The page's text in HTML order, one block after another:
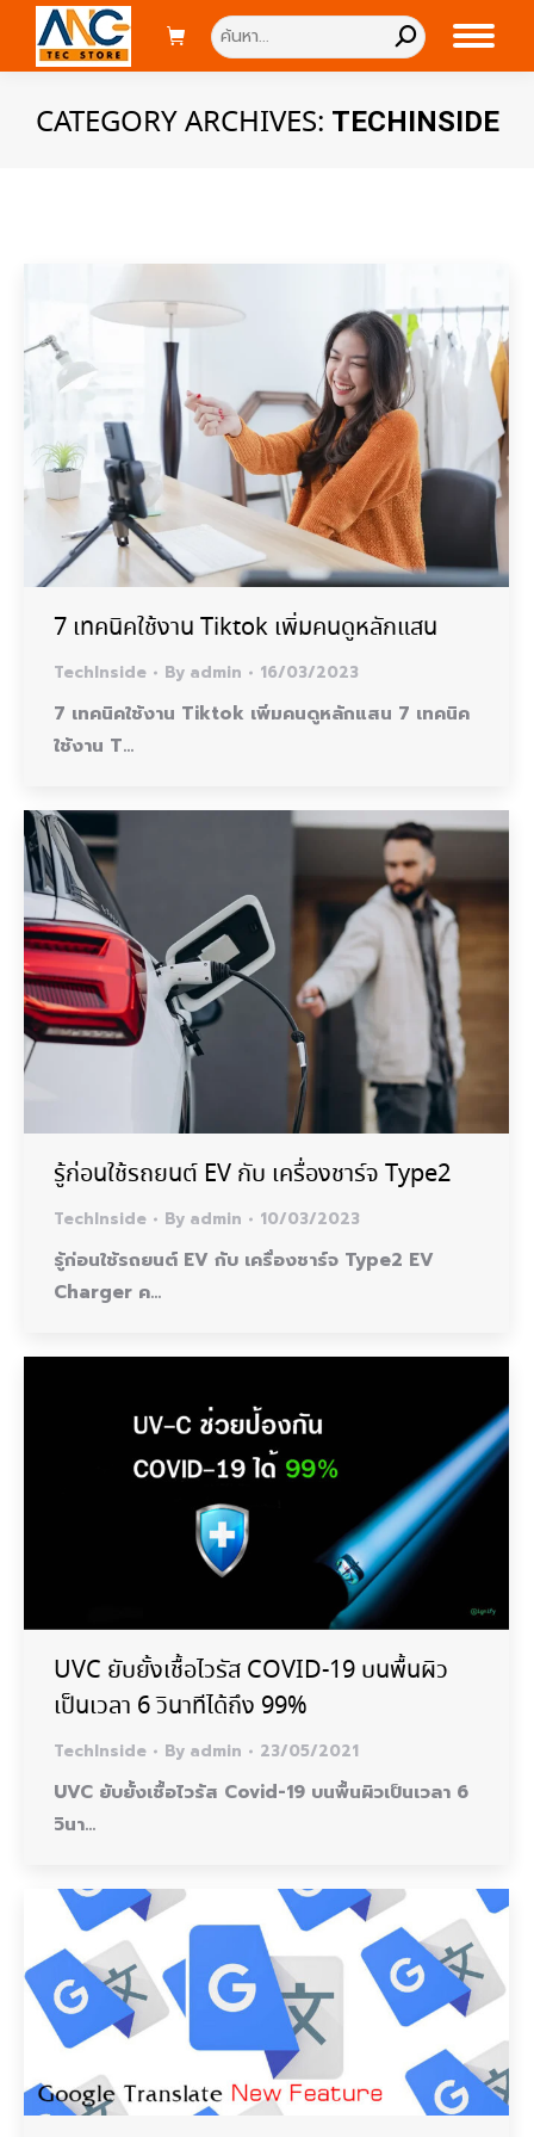
Search:
CATEGORY ARCHIVES: TECHINSIDE
7 เทคนิคใช้งาน Tiktok เพิ่มคนดูหลักแสน
TechInside By admin 16/03/2023
7 เทคนิคใช้งาน Tiktok เพิ่มคนดูหลักแสน 7 เทคนิค
ใช้งาน T…
รู้ก่อนใช้รถยนต์ EV กับ เครื่องชาร์จ Type2
TechInside By admin 10/03/2023
รู้ก่อนใช้รถยนต์ EV กับ เครื่องชาร์จ Type2 EV
Charger ค…
UVC ยับยั้งเชื้อไวรัส COVID-19 บนพื้นผิว
เป็นเวลา 6 วินาทีได้ถึง 99%
TechInside By admin 23/05/2021
UVC ยับยั้งเชื้อไวรัส Covid-19 บนพื้นผิวเป็นเวลา 6
วินา…